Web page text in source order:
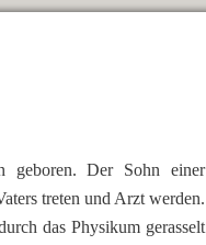
Der Sohn einer
treten und Arzt werden.
das Physikum gerasselt